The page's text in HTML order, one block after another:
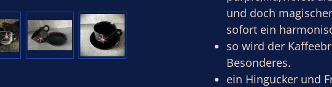
und doch
sofort ein
so wird der
Besonderes.
ein Hingucker und